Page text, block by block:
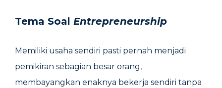
Tema Soal Entrepreneurship
Memiliki usaha sendiri pasti pernah menjadi
pemikiran sebagian besar orang,
membayangkan enaknya bekerja sendiri tanpa